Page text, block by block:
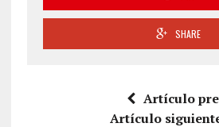
SHARE
Artículo
Artículo